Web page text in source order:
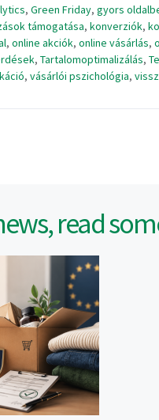
, Green Friday, gyors
támogatása, konverziók,
, online akciók, online vásárlás,
, Tartalomoptimalizálás,
, vásárlói pszichológia,
read